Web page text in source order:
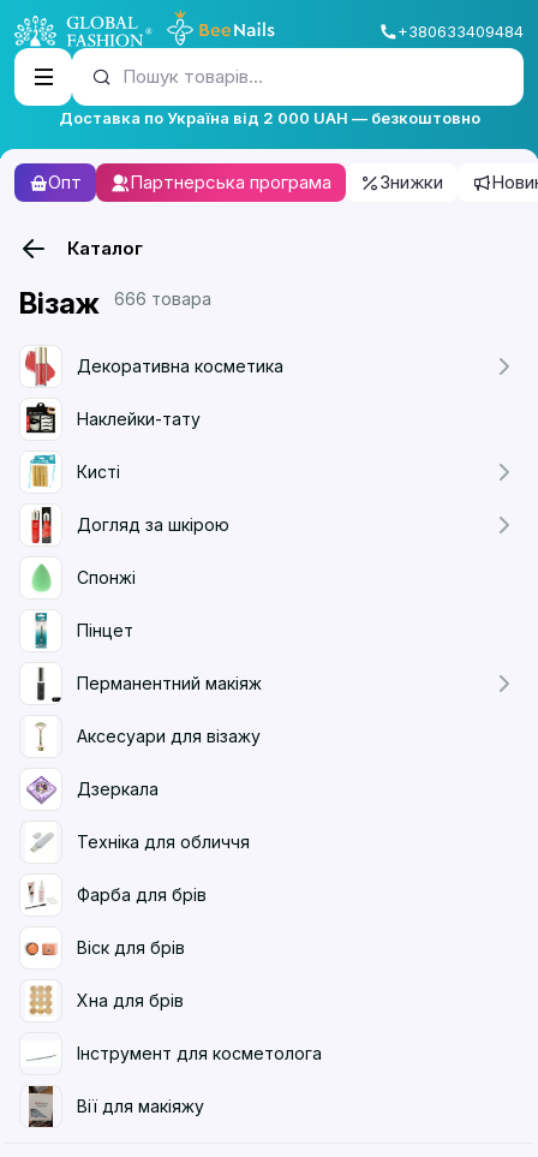
+380633409484
Пошук товарів...
Доставка по Україна від 2 000 UAH — безкоштовно
Опт Партнерська програма Знижки
Каталог
Візаж 666 товара
Декоративна косметика
Наклейки-тату
Кисті
Догляд за шкірою
Спонжі
Пінцет
Перманентний макіяж
Аксесуари для візажу
Дзеркала
Техніка для обличчя
Фарба для брів
Віск для брів
Хна для брів
Інструмент для косметолога
Вії для макіяжу